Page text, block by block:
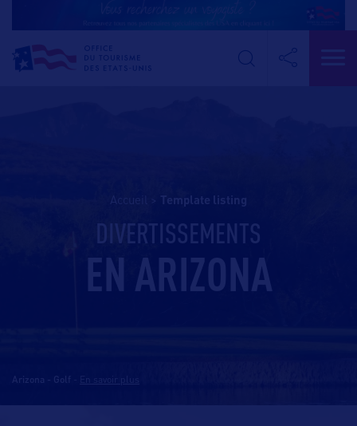
Accueil template listing
DIVERTISSEMENTS
EN ARIZONA
Arizona - Golf